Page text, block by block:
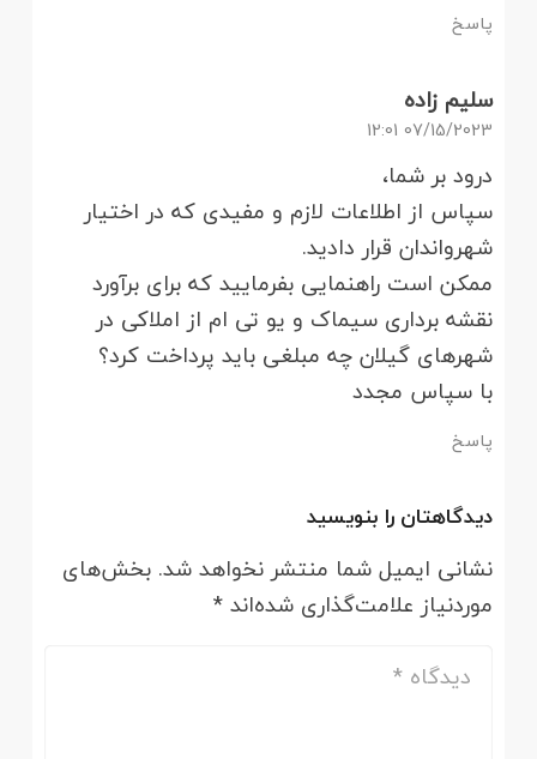
پاسخ
سلیم زاده
07/15/2023 12:01
درود بر شما،
سپاس از اطلاعات لازم و مفیدی که در اختیار
شهرواندان قرار دادید.
ممکن است راهنمایی بفرمایید که برای برآورد
نقشه برداری سیماک و یو تی ام از املاکی در
شهرهای گیلان چه مبلغی باید پرداخت کرد؟
با سپاس مجدد
پاسخ
دیدگاهتان را بنویسید
نشانی ایمیل شما منتشر نخواهد شد. بخش‌های
موردنیاز علامت‌گذاری شده‌اند*